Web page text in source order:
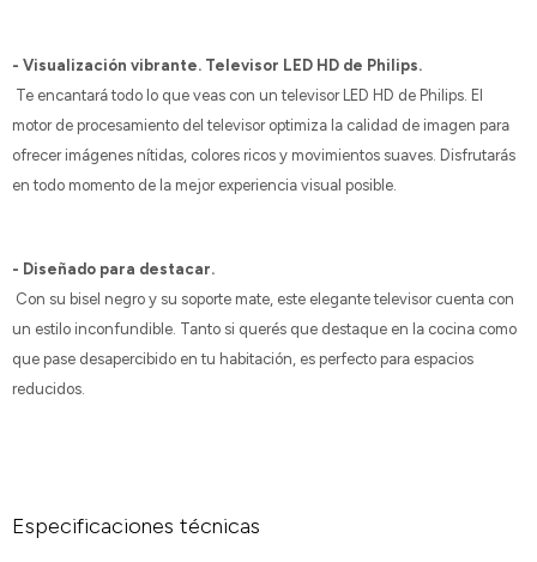
- Visualización vibrante. Televisor LED HD de Philips.
Te encantará todo lo que veas con un televisor LED HD de Philips. El
motor de procesamiento del televisor optimiza la calidad de imagen para
ofrecer imágenes nítidas, colores ricos y movimientos suaves. Disfrutarás
en todo momento de la mejor experiencia visual posible.
- Diseñado para destacar.
Con su bisel negro y su soporte mate, este elegante televisor cuenta con
un estilo inconfundible. Tanto si querés que destaque en la cocina como
que pase desapercibido en tu habitación, es perfecto para espacios
reducidos.
Especificaciones técnicas